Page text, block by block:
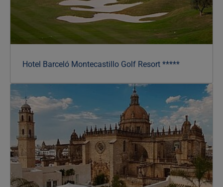
Hotel Barceló Montecastillo Golf Resort *****